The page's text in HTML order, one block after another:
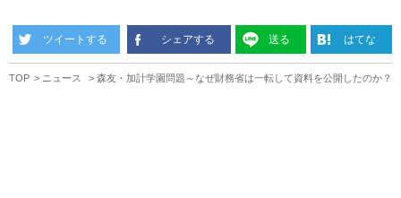
ツイートする シェアする 送る はてな
TOP ニュース 森友・加計学園問題～なぜ財務省は一転して資料を公開したのか？